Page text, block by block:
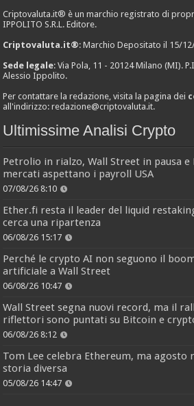
Criptovaluta.it® è un marchio registrato di
IPPOLITO S.R.L. Editore.
Criptovaluta.it®: Marchio Depositato il 15/
Sede legale: Via Pola, 11 - 20124 Milano (MI).
Alessio Ippolito.
Per contattare la redazione, visita la pagina dei
all'indirizzo:redazione@criptovaluta.it.
Ultimissime Analisi Crypto
Petrolio in rialzo, Wall Street in pausa e
mercati aspettano i payroll USA
07/08/26 8:10
Ether.fi resta il leader del liquid
cerca una ripartenza
06/08/26 15:17
Perché le crypto AI non seguono il
artificiale a Wall Street
06/08/26 10:47
Wall Street segna nuovi record, ma il
riflettori sono puntati su Bitcoin e
06/08/26 8:12
Tom Lee celebra Ethereum, ma agosto
storia diversa
05/08/26 14:47